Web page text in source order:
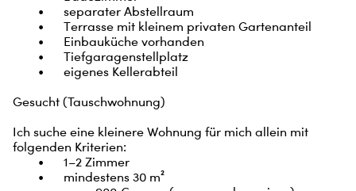
Gesucht (Tauschwohnung)
Ich suche eine kleinere Wohnung für mich allein mit
folgenden Kriterien: